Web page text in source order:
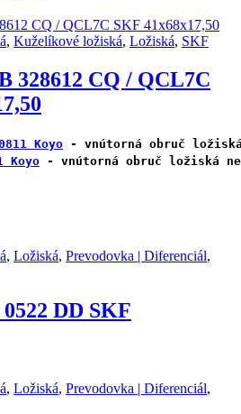
, Kuželíkové ložiská, Ložiská, SKF
328612 CQ / QCL7C
Koyo - vnútorná obruč
Koyo - vnútorná obruč ložiská
, Ložiská, Prevodovka | Diferenciál,
DD SKF
, Ložiská, Prevodovka | Diferenciál,